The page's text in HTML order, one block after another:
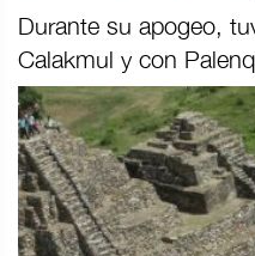
Durante su apogeo,
Calakmul y con